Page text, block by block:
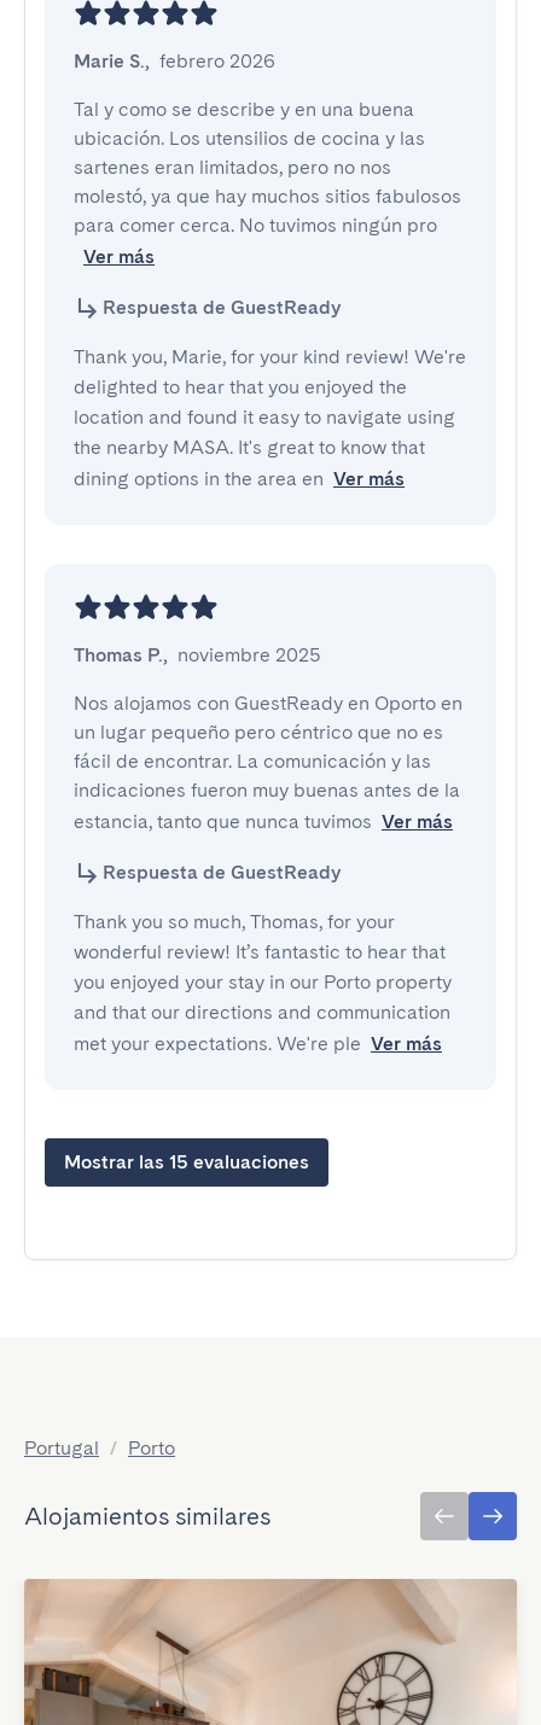
Marie S., febrero 2026
Tal y como se describe y en una buena
ubicación. Los utensilios de cocina y las
sartenes eran limitados, pero no nos
molestó, ya que hay muchos sitios fabulosos
para comer cerca. No tuvimos ningún pro
Ver más
Respuesta de GuestReady
Thank you, Marie, for your kind review! We're
delighted to hear that you enjoyed the
location and found it easy to navigate using
the nearby MASA. It's great to know that
dining options in the area en Ver más
Thomas P., noviembre 2025
Nos alojamos con GuestReady en Oporto en
un lugar pequeño pero céntrico que no es
fácil de encontrar. La comunicación y las
indicaciones fueron muy buenas antes de la
estancia, tanto que nunca tuvimos Ver más
Respuesta de GuestReady
Thank you so much, Thomas, for your
wonderful review! It’s fantastic to hear that
you enjoyed your stay in our Porto property
and that our directions and communication
met your expectations. We're ple Ver más
Mostrar las 15 evaluaciones
Portugal / Porto
Alojamientos similares